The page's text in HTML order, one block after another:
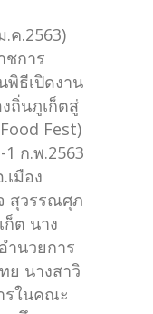
.ค.2563)
ชการ
พิธีเปิดงาน
ถิ่นภูเก็ตสู่
Fest)
ก.พ.2563
มือง
สุวรรณศุภ
ต นาง
นวยการ
ย นางสาวิ
รในคณะ